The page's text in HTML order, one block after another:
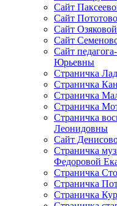
Сайт
Сайт
Сайт
Сайт
Сайт
Юрьевны
Страничка
Страничка
Страничка
Страничка
Cтраничка
Леонидовны
Сайт
Страничка
Федоровой
Страничка
Страничка
Страничка